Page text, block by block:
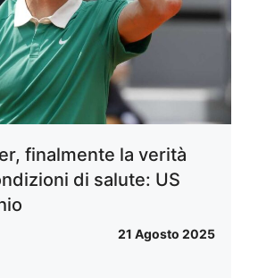
finalmente la verità
di salute: US
21 Agosto 2025